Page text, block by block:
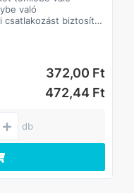
való
csatlakozást biztosít
készült.
Luxe372,00 Ft
472,44 Ft
db